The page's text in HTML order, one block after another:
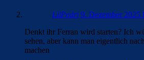
LilPedri 9. Dezember 2025
Denkt ihr Ferran wird starten? Ich
sehen, aber kann man eigentlich
machen